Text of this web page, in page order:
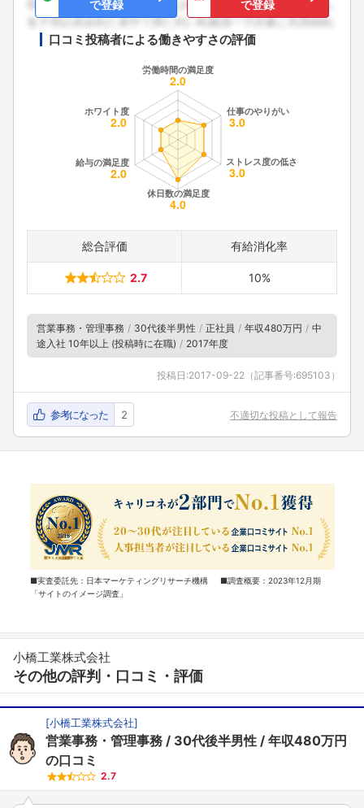
で登録
で登録
口コミ投稿者による働きやすさの評価
総合評価 有給消化率
2.7 10%
営業事務・管理事務 30代後半男性 正社員 年収480万円
中
途入社 10年以上 (投稿時に在職)
2017年度
投稿日:2017-09-22 （記事番号:695103）
参考になった 2 不適切な投稿として報告
■実査委託先：日本マーケティングリサーチ機構 ■調査概要：2023年12月期
「サイトのイメージ調査」
小橋工業株式会社
その他の評判・口コミ・評価
[小橋工業株式会社]
営業事務・管理事務 30代後半男性
年収480万円
の口コミ
2.7